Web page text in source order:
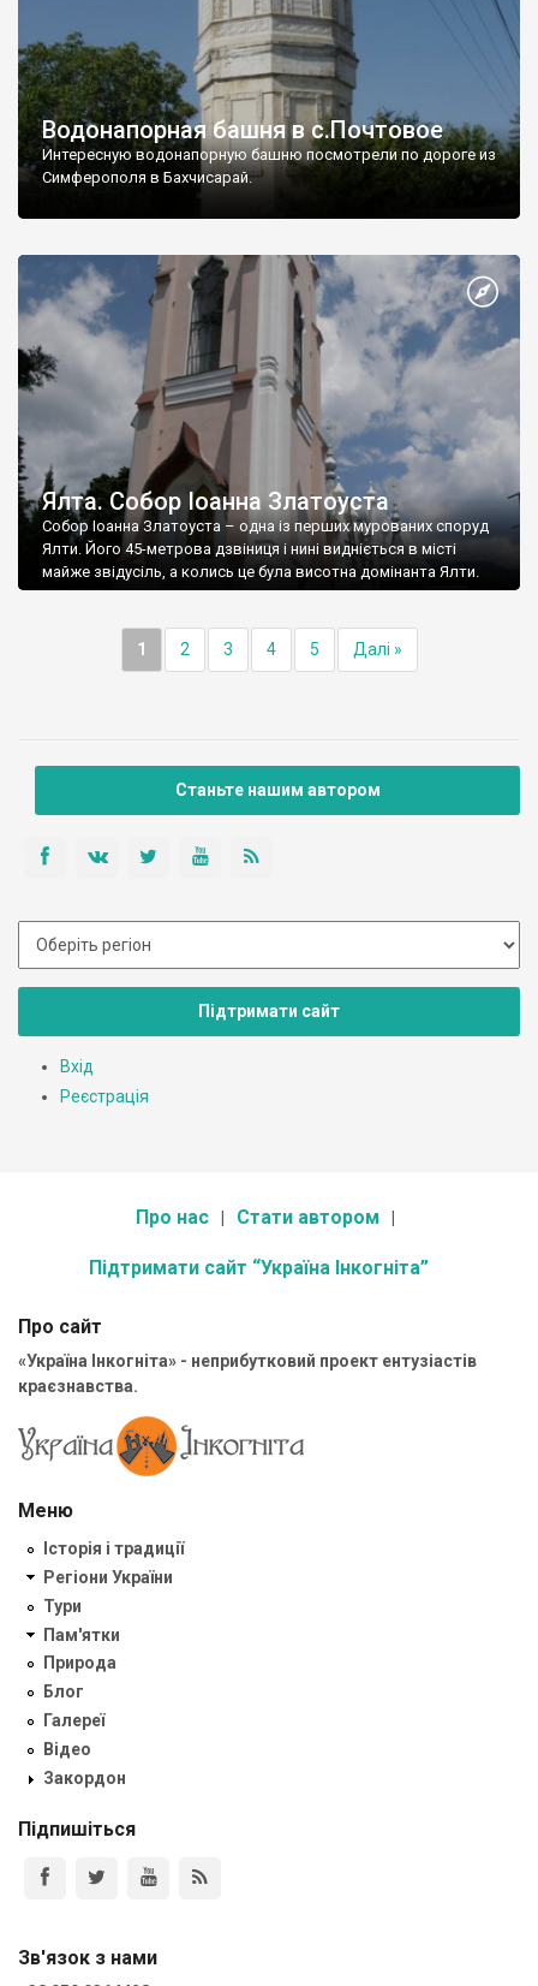
Водонапорная башня в с.Почтовое
Интересную водонапорную башню посмотрели по дороге из
Симферополя в Бахчисарай.
Ялта. Собор Іоанна Златоуста
Собор Іоанна Златоуста – одна із перших мурованих споруд
Ялти. Його 45-метрова дзвіниця і нині видніється в місті
майже звідусіль, а колись це була висотна домінанта Ялти.
1 2 3 4 5 Далі »
Станьте нашим автором
Підтримати сайт
Вхід
Реєстрація
Про нас Стати автором
Підтримати сайт “Україна Інкогніта”
Про сайт
«Україна Інкогніта» - неприбутковий проект ентузіастів
краєзнавства.
Меню
Історія і традиції
Регіони України
Тури
Пам'ятки
Природа
Блог
Галереї
Відео
Закордон
Підпишіться
Зв'язок з нами